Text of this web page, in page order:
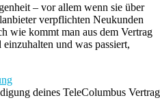
– vor allem wenn sie über
verpflichten Neukunden
wie kommt man aus dem Vertrag
und was passiert,
deines TeleColumbus